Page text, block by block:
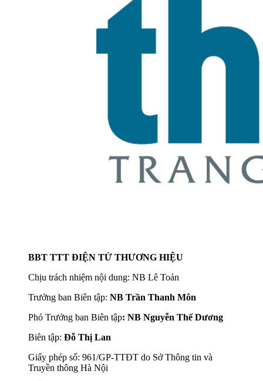
BBT TTT ĐIỆN TỬ THƯƠNG HIỆU
Chịu trách nhiệm nội dung: NB Lê Toản
Trưởng ban Biên tập: NB Trần Thanh Môn
Phó Trưởng ban Biên tập: NB Nguyễn Thế Dương
Biên tập: Đỗ Thị Lan
Giấy phép số: 961/GP-TTĐT do Sở Thông tin và
Truyền thông Hà Nội